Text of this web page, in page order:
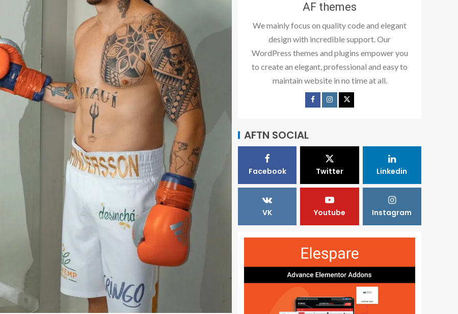
AF themes
We mainly focus on quality code and elegant
design with incredible support. Our
WordPress themes and plugins empower you
to create an elegant, professional and easy to
maintain website in no time at all.
AFTN SOCIAL
Facebook Twitter Linkedin
VK Youtube Instagram